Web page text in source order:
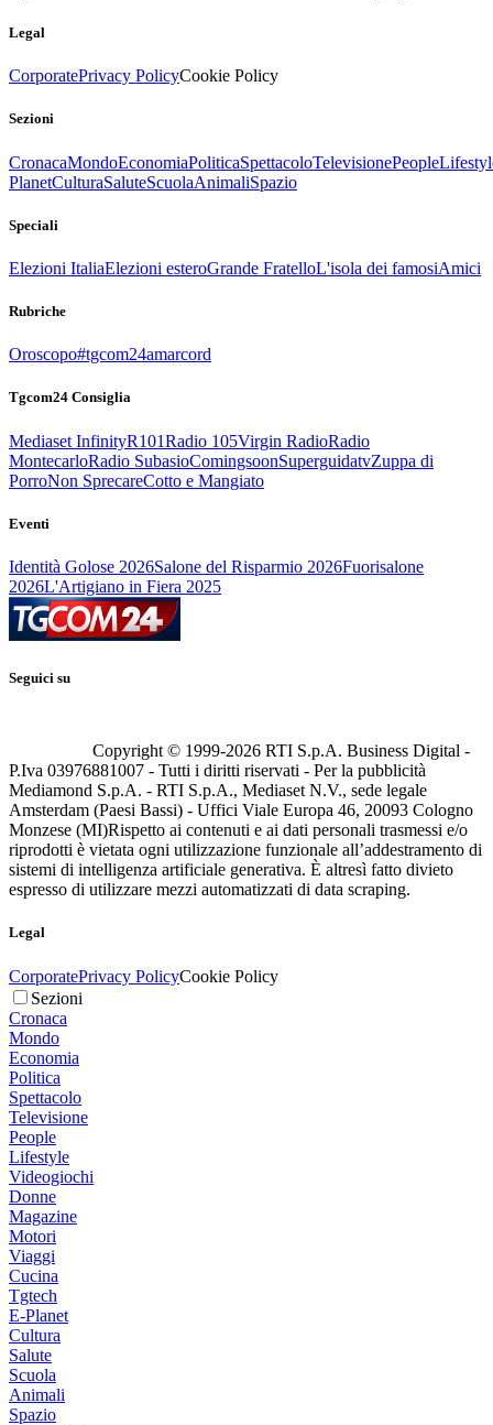
Legal
CorporatePrivacy PolicyCookie Policy
Sezioni
CronacaMondoEconomiaPoliticaSpettacoloTelevisionePeople
PlanetCulturaSaluteScuolaAnimaliSpazio
Speciali
Elezioni ItaliaElezioni esteroGrande FratelloL'isola dei famosiAmici
Rubriche
Oroscopo#tgcom24amarcord
Tgcom24 Consiglia
Mediaset InfinityR101Radio 105Virgin RadioRadio
MontecarloRadio SubasioComingsoonSuperguidatvZuppa di
PorroNon SprecareCotto e Mangiato
Eventi
Identità Golose 2026Salone del Risparmio 2026Fuorisalone
2026L'Artigiano in Fiera 2025
Seguici su
Copyright © 1999-2026 RTI S.p.A. Business Digital -
P.Iva 03976881007 - Tutti i diritti riservati - Per la pubblicità
Mediamond S.p.A. - RTI S.p.A., Mediaset N.V., sede legale
Amsterdam (Paesi Bassi) - Uffici Viale Europa 46, 20093 Cologno
Monzese (MI)Rispetto ai contenuti e ai dati personali trasmessi e/o
riprodotti è vietata ogni utilizzazione funzionale all’addestramento di
sistemi di intelligenza artificiale generativa. È altresì fatto divieto
espresso di utilizzare mezzi automatizzati di data scraping.
Legal
CorporatePrivacy PolicyCookie Policy
Sezioni
Cronaca
Mondo
Economia
Politica
Spettacolo
Televisione
People
Lifestyle
Videogiochi
Donne
Magazine
Motori
Viaggi
Cucina
Tgtech
E-Planet
Cultura
Salute
Scuola
Animali
Spazio